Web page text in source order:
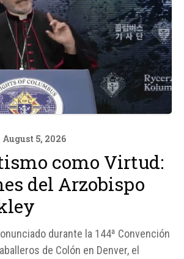
August 5, 2026
como Virtud:
del Arzobispo
durante la 144ª Convención
de Colón en Denver, el